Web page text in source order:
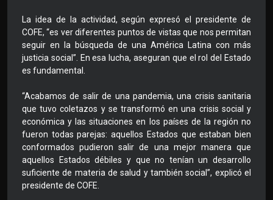
La idea de la actividad, según expresó el presidente de
COFE, “es ver diferentes puntos de vistas que nos permitan
seguir en la búsqueda de una América Latina con más
justicia social”. En esa lucha, aseguran que el rol del Estado
es fundamental.
“Acabamos de salir de una pandemia, una crisis sanitaria
que tuvo coletazos y se transformó en una crisis social y
económica y las situaciones en los países de la región no
fueron todas parejas: aquellos Estados que estaban bien
conformados pudieron salir de una mejor manera que
aquellos Estados débiles y que no tenían un desarrollo
suficiente de materia de salud y también social”, explicó el
presidente de COFE.